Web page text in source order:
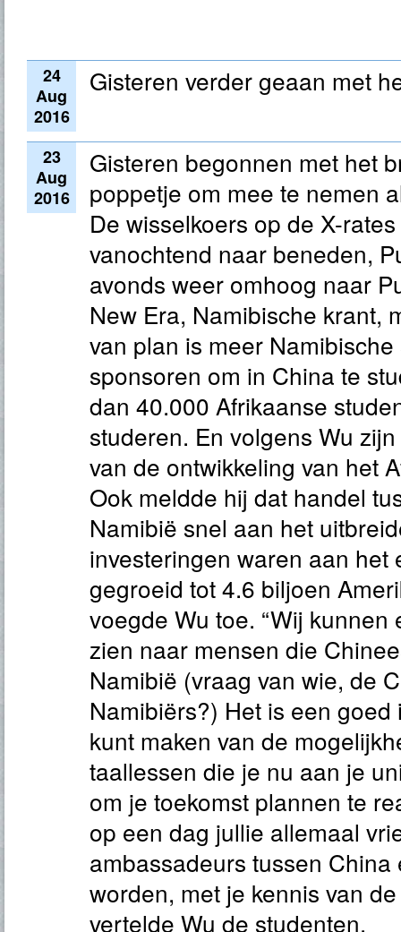
24
Aug
2016
Gisteren verder geaan met
23
Aug
2016
Gisteren begonnen met het
poppetje om mee te nemen
De wisselkoers op de X-
vanochtend naar beneden,
avonds weer omhoog naar
New Era, Namibische krant,
van plan is meer
sponsoren om in China te
dan 40.000 Afrikaanse
studeren. En volgens Wu
van de ontwikkeling van het
Ook meldde hij dat handel
Namibië snel aan het
investeringen waren aan het
gegroeid tot 4.6 biljoen
voegde Wu toe. “Wij
zien naar mensen die
Namibië (vraag van wie, de
Namibiërs?) Het is een
kunt maken van de
taallessen die je nu aan je
om je toekomst plannen te
op een dag jullie allemaal
ambassadeurs tussen
worden, met je kennis van
vertelde Wu de studenten.